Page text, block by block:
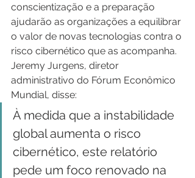
conscientização e a preparação
ajudarão as organizações a equilibrar
o valor de novas tecnologias contra o
risco cibernético que as acompanha.
Jeremy Jurgens, diretor
administrativo do Fórum Econômico
Mundial, disse:
À medida que a instabilidade
global aumenta o risco
cibernético, este relatório
pede um foco renovado na